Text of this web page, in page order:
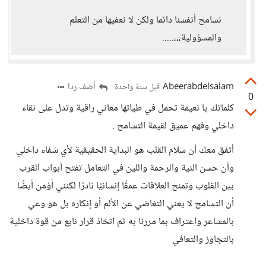
نسامح أنفسنا دائما ولكن لا نعفيها من التعلم
والمسؤولية،،،.....
0
Abeerabdelsalam قبل سنة واحدة أضف ردا
كلماتك يا نعيمة تحمل في طياتها معاني راقية وتدل على نقاء
داخلي وفهم عميق لقيمة التسامح .
أتفق معك أن سلام القلب هو البداية الحقيقية لأي شفاء داخلي
وأن حسن النية والرحمة واللين في التعامل تفتح أبواب القرب
بين القلوب وتمنح العلاقات عمقًا إنسانيًا نادرًا لكنني أؤمن أيضًا
أن التسامح لا يعني التغاضي عن الألم أو إنكاره بل هو وعي
بالمشاعر واعتراف بما مررنا به ثم اتخاذ قرار نابع من قوة داخلية
بالتجاوز والتعافي